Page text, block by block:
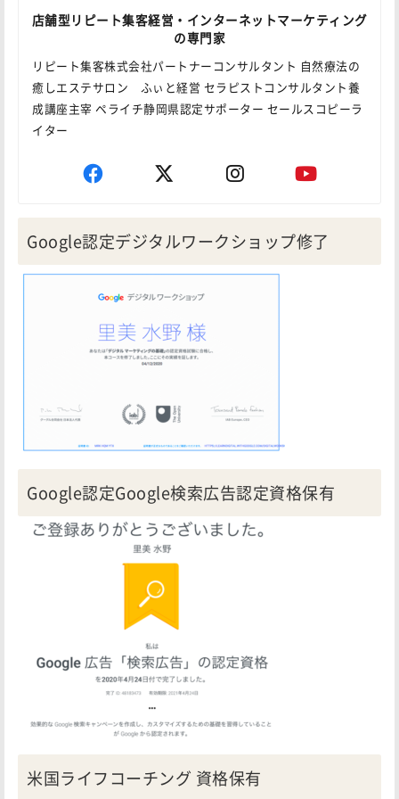
店舗型リピート集客経営・インターネットマーケティング
の専門家
リピート集客株式会社パートナーコンサルタント 自然療法の
癒しエステサロン ふぃと経営 セラピストコンサルタント養
成講座主宰 ペライチ静岡県認定サポーター セールスコピーラ
イター
Google認定デジタルワークショップ修了
Google認定Google検索広告認定資格保有
米国ライフコーチング 資格保有